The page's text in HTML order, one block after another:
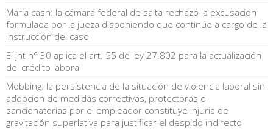
María cash: la cámara federal de salta rechazó la excusación
formulada por la jueza disponiendo que continúe a cargo de la
instrucción del caso
El jnt n° 30 aplica el art. 55 de ley 27.802 para la actualización
del crédito laboral
Mobbing: la persistencia de la situación de violencia laboral sin
adopción de medidas correctivas, protectoras o
sancionatorias por el empleador constituye injuria de
gravitación superlativa para justificar el despido indirecto